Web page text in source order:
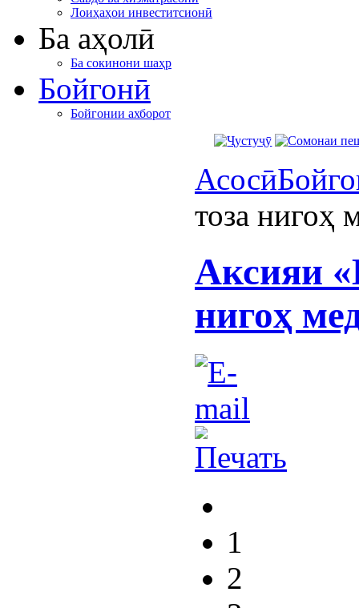
Лоиҳаҳои инвеститсионӣ
Ба аҳолӣ
Ба сокинони шаҳр
Бойгонӣ
Бойгонии ахборот
Асосӣ
тоза нигоҳ
Аксияи
нигоҳ
1
2